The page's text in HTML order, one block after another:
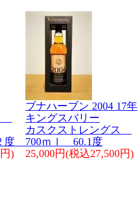
度
)
ブナハーブン 2004 17年
キングスバリー
カスクストレングス
700ｍｌ 60.1度
25,000円(税込27,500円)